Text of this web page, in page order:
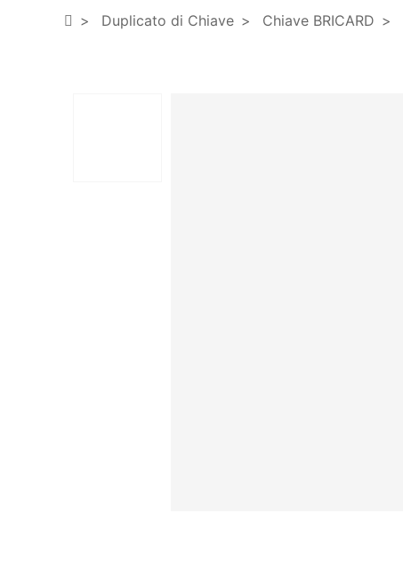
Duplicato di Chiave Chiave BRICARD